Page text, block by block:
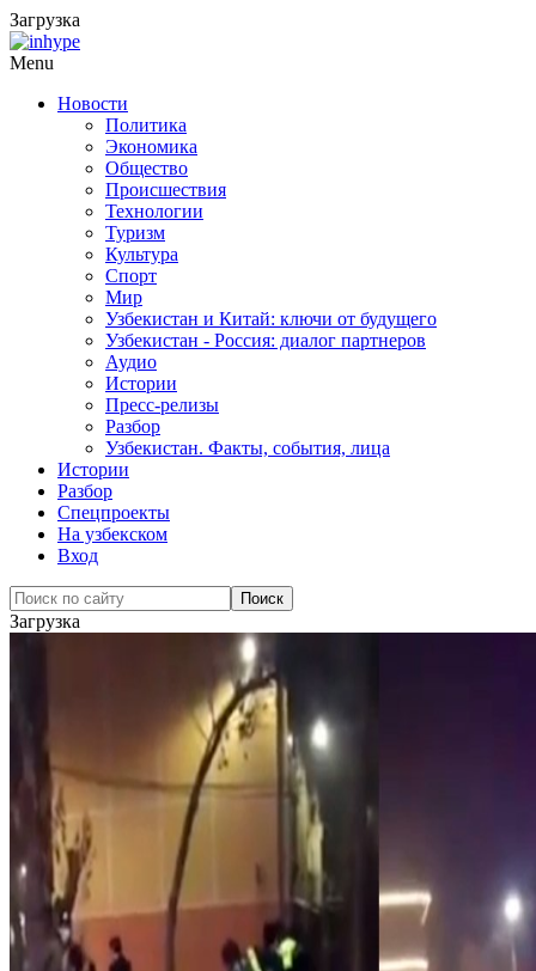
Загрузка
Menu
Новости
Политика
Экономика
Общество
Происшествия
Технологии
Туризм
Культура
Спорт
Мир
Узбекистан и Китай: ключи от будущего
Узбекистан - Россия: диалог партнеров
Аудио
Истории
Пресс-релизы
Разбор
Узбекистан. Факты, события, лица
Истории
Разбор
Спецпроекты
На узбекском
Вход
Загрузка